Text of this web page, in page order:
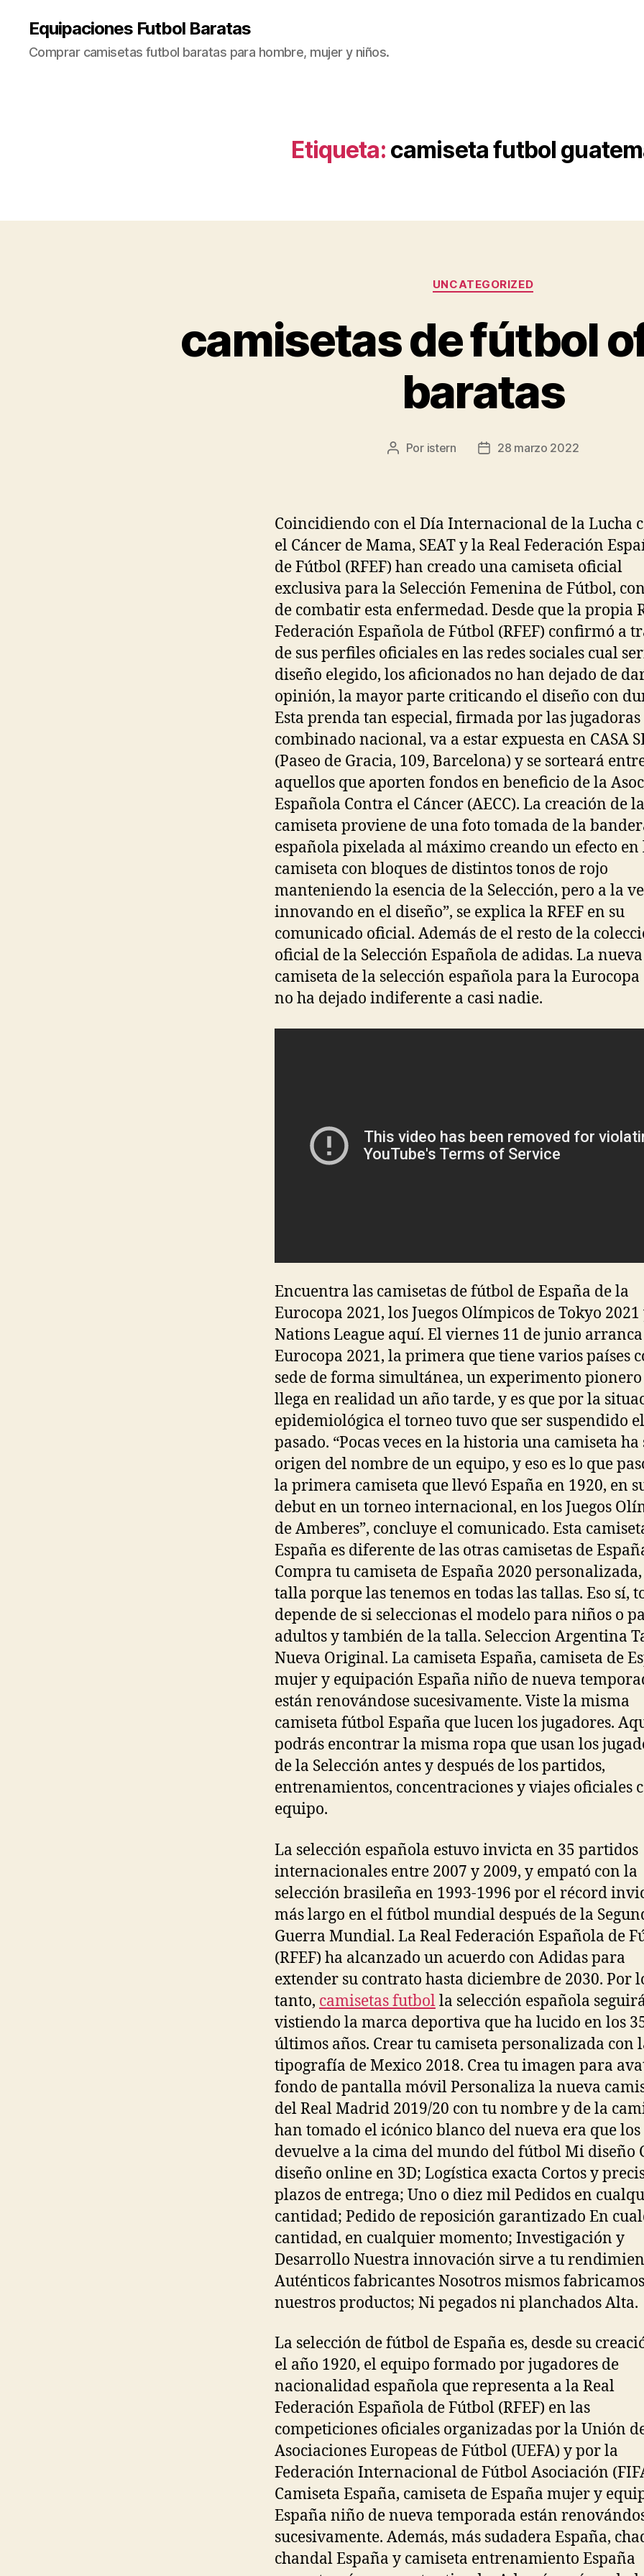
Equipaciones Futbol Baratas
Comprar camisetas futbol baratas para hombre, mujer y niños.
Etiqueta: camiseta futbol
Categorías
UNCATEGORIZED
camisetas de fútbol
baratas
Autor
Por istern
Fecha28 marzo 2022
Coincidiendo con el Día Internacional de la Lucha
el Cáncer de Mama, SEAT y la Real Federación
de Fútbol (RFEF) han creado una camiseta oficial
exclusiva para la Selección Femenina de Fútbol,
de combatir esta enfermedad. Desde que la propia
Federación Española de Fútbol (RFEF) confirmó a
de sus perfiles oficiales en las redes sociales cual
diseño elegido, los aficionados no han dejado de
opinión, la mayor parte criticando el diseño con
Esta prenda tan especial, firmada por las
combinado nacional, va a estar expuesta en CASA
(Paseo de Gracia, 109, Barcelona) y se sorteará
aquellos que aporten fondos en beneficio de la
Española Contra el Cáncer (AECC). La creación de la
camiseta proviene de una foto tomada de la
española pixelada al máximo creando un efecto en
camiseta con bloques de distintos tonos de rojo
manteniendo la esencia de la Selección, pero a la
innovando en el diseño”, se explica la RFEF en su
comunicado oficial. Además de el resto de la
oficial de la Selección Española de adidas. La nueva
camiseta de la selección española para la Eurocopa
no ha dejado indiferente a casi nadie.
Encuentra las camisetas de fútbol de España de la
Eurocopa 2021, los Juegos Olímpicos de Tokyo
Nations League aquí. El viernes 11 de junio
Eurocopa 2021, la primera que tiene varios países
sede de forma simultánea, un experimento
llega en realidad un año tarde, y es que por la
epidemiológica el torneo tuvo que ser suspendido
pasado. “Pocas veces en la historia una camiseta ha
origen del nombre de un equipo, y eso es lo que
la primera camiseta que llevó España en 1920, en
debut en un torneo internacional, en los Juegos
de Amberes”, concluye el comunicado. Esta
España es diferente de las otras camisetas de
Compra tu camiseta de España 2020
talla porque las tenemos en todas las tallas. Eso sí,
depende de si seleccionas el modelo para niños o
adultos y también de la talla. Seleccion Argentina
Nueva Original. La camiseta España, camiseta de
mujer y equipación España niño de nueva
están renovándose sucesivamente. Viste la misma
camiseta fútbol España que lucen los jugadores.
podrás encontrar la misma ropa que usan los
de la Selección antes y después de los partidos,
entrenamientos, concentraciones y viajes oficiales
equipo.
La selección española estuvo invicta en 35 partidos
internacionales entre 2007 y 2009, y empató con la
selección brasileña en 1993-1996 por el récord
más largo en el fútbol mundial después de la
Guerra Mundial. La Real Federación Española de
(RFEF) ha alcanzado un acuerdo con Adidas para
extender su contrato hasta diciembre de 2030. Por
tanto, camisetas futbolla selección española
vistiendo la marca deportiva que ha lucido en los
últimos años. Crear tu camiseta personalizada con
tipografía de Mexico 2018. Crea tu imagen para
fondo de pantalla móvil Personaliza la nueva
del Real Madrid 2019/20 con tu nombre y de la
han tomado el icónico blanco del nueva era que los
devuelve a la cima del mundo del fútbol Mi diseño
diseño online en 3D; Logística exacta Cortos y
plazos de entrega; Uno o diez mil Pedidos en
cantidad; Pedido de reposición garantizado En
cantidad, en cualquier momento; Investigación y
Desarrollo Nuestra innovación sirve a tu
Auténticos fabricantes Nosotros mismos fabricamos
nuestros productos; Ni pegados ni planchados Alta.
La selección de fútbol de España es, desde su
el año 1920, el equipo formado por jugadores de
nacionalidad española que representa a la Real
Federación Española de Fútbol (RFEF) en las
competiciones oficiales organizadas por la Unión
Asociaciones Europeas de Fútbol (UEFA) y por la
Federación Internacional de Fútbol Asociación
Camiseta España, camiseta de España mujer y
España niño de nueva temporada están
sucesivamente. Además, más sudadera España,
chandal España y camiseta entrenamiento España